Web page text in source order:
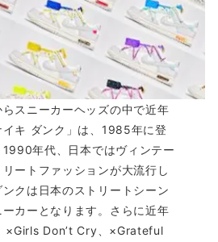
スニーカーヘッズの中で近年
キ ダンク」は、1985年に登
年代、日本ではヴィンテー
ートファッションが大流行し
クは日本のストリートシーン
カーとなります。さらに近年
×Girls Don’t Cry、×Grateful